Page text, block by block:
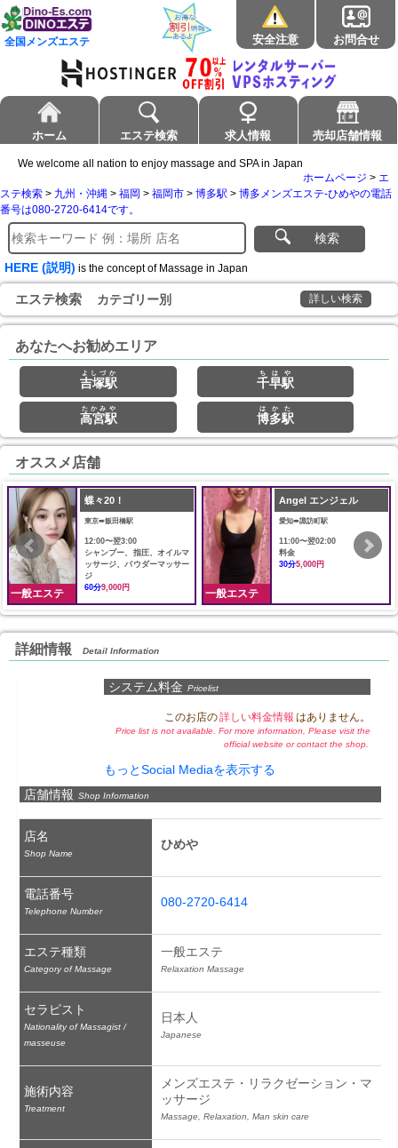
全国メンズエステ 安全注意 お問合せ
ホーム エステ検索 求人情報 売却店舗情報
We welcome all nation to enjoy massage and SPA in Japan
ホームページ > エ
ステ検索 > 九州・沖縄 > 福岡 > 福岡市 > 博多駅 > 博多メンズエステ-ひめやの電話
番号は080-2720-6414です。
検索
HERE (説明) is the concept of Massage in Japan
エステ検索 カテゴリー別 詳しい検索
あなたへお勧めエリア
吉塚駅
よしづか
千早駅
ちはや
高宮駅
たかみや
博多駅
はかた
オススメ店舗
一般エステ
蝶々20！
東京➠飯田橋駅
12:00〜翌3:00
シャンプー、指圧、オイルマ
ッサージ、パウダーマッサー
ジ
60分9,000円 一般エステ
Angel エンジェル
愛知➠諏訪町駅
11:00〜翌02:00
料金
30分5,000円
詳細情報 Detail Information
システム料金 Pricelist
このお店の詳しい料金情報 はありません。
Price list is not available. For more information, Please visit the
official website or contact the shop.
もっとSocial Mediaを表示する
店舗情報 Shop Information
店名
Shop Name
ひめや
電話番号
Telephone Number
080-2720-6414
エステ種類
Category of Massage
一般エステ
Relaxation Massage
セラピスト
Nationality of Massagist /
masseuse
日本人
Japanese
施術内容
Treatment
メンズエステ・リラクゼーション・マ
ッサージ
Massage, Relaxation, Man skin care